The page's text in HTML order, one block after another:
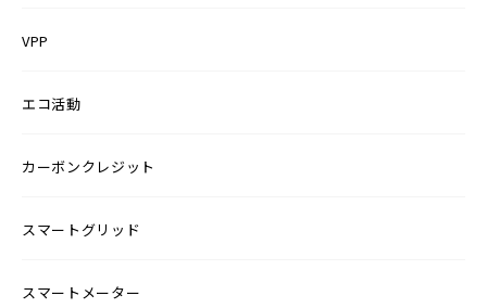
VPP
エコ活動
カーボンクレジット
スマートグリッド
スマートメーター